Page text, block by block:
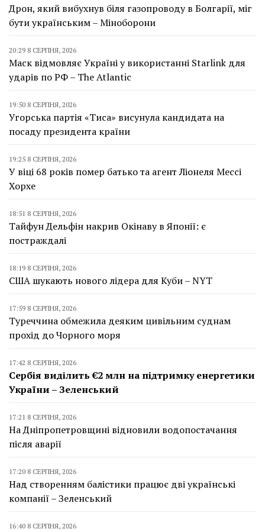
Дрон, який вибухнув біля газопроводу в Болгарії, міг
бути українським – Міноборони
20:29 8 СЕРПНЯ, 2026
Маск відмовляє Україні у використанні Starlink для
ударів по РФ – The Atlantic
19:50 8 СЕРПНЯ, 2026
Угорська партія «Тиса» висунула кандидата на
посаду президента країни
19:25 8 СЕРПНЯ, 2026
У віці 68 років помер батько та агент Ліонеля Мессі
Хорхе
18:51 8 СЕРПНЯ, 2026
Тайфун Дельфін накрив Окінаву в Японії: є
постраждалі
18:19 8 СЕРПНЯ, 2026
США шукають нового лідера для Куби – NYT
17:59 8 СЕРПНЯ, 2026
Туреччина обмежила деяким цивільним суднам
прохід до Чорного моря
17:42 8 СЕРПНЯ, 2026
Сербія виділить €2 млн на підтримку енергетики
України – Зеленський
17:21 8 СЕРПНЯ, 2026
На Дніпропетровщині відновили водопостачання
після аварії
17:20 8 СЕРПНЯ, 2026
Над створенням балістики працює дві українські
компанії – Зеленський
16:40 8 СЕРПНЯ, 2026